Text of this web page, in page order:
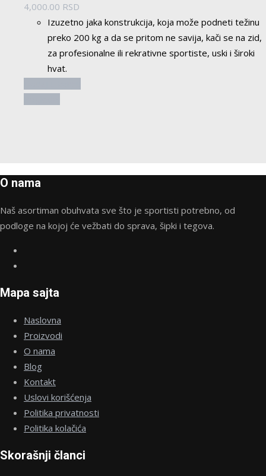
4,000.00 RSD
Izuzetno jaka konstrukcija, koja može podneti težinu
preko 200 kg a da se pritom ne savija, kači se na zid,
za profesionalne ili rekrativne sportiste, uski i široki
hvat.
O nama
Naš asortiman obuhvata sve što je sportisti potrebno, od
podloge na kojoj će vežbati do sprava, šipki i tegova.
Mapa sajta
Naslovna
Proizvodi
O nama
Blog
Kontakt
Uslovi korišćenja
Politika privatnosti
Politika kolačića
Skorašnji članci